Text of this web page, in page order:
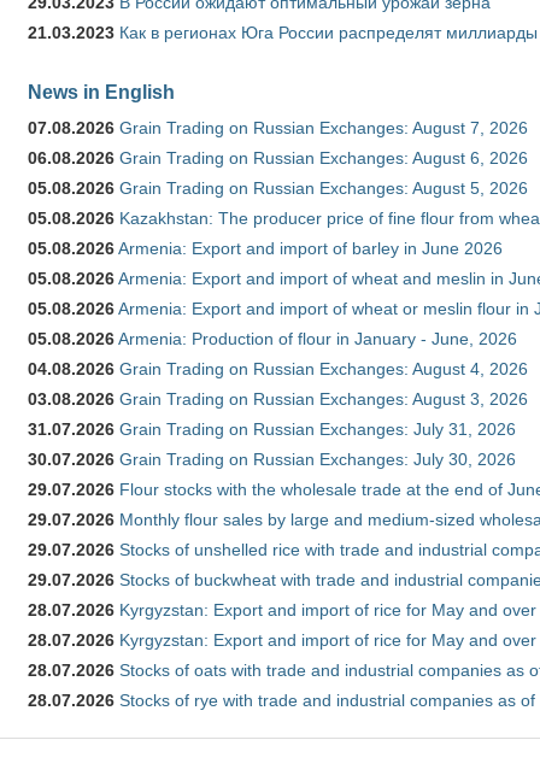
21.03.2023 Как в регионах Юга России распределят
News in English
07.08.2026 Grain Trading on Russian Exchanges: August 7, 2026
06.08.2026 Grain Trading on Russian Exchanges: August 6, 2026
05.08.2026 Grain Trading on Russian Exchanges: August 5, 2026
05.08.2026 Kazakhstan: The producer price of fine flour from
05.08.2026Armenia: Export and import of barley in June 2026
05.08.2026Armenia: Export and import of wheat and meslin in
05.08.2026Armenia: Export and import of wheat or meslin flour in
05.08.2026Armenia: Production of flour in January - June, 2026
04.08.2026 Grain Trading on Russian Exchanges: August 4, 2026
03.08.2026 Grain Trading on Russian Exchanges: August 3, 2026
31.07.2026 Grain Trading on Russian Exchanges: July 31, 2026
30.07.2026 Grain Trading on Russian Exchanges: July 30, 2026
29.07.2026 Flour stocks with the wholesale trade at the end of
29.07.2026 Monthly flour sales by large and medium-sized
29.07.2026 Stocks of unshelled rice with trade and industrial
29.07.2026 Stocks of buckwheat with trade and industrial
28.07.2026 Kyrgyzstan: Export and import of rice for May and
28.07.2026 Kyrgyzstan: Export and import of rice for May and
28.07.2026 Stocks of oats with trade and industrial companies as
28.07.2026 Stocks of rye with trade and industrial companies as